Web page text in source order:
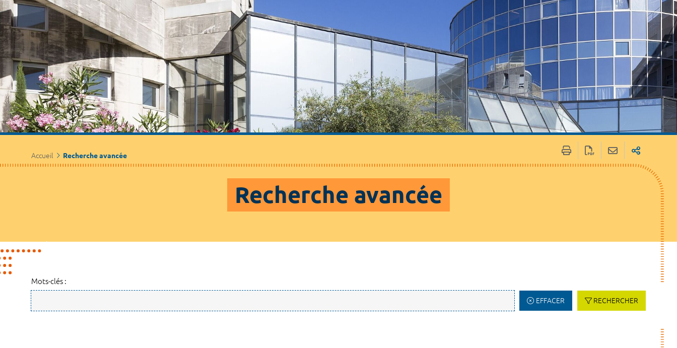
Accueil Recherche avancée
Recherche avancée
Mots-clés :
EFFACER RECHERCHER